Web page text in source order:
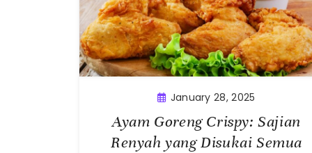
January 28, 2025
Ayam Goreng Crispy: Sajian
Renyah yang Disukai Semua